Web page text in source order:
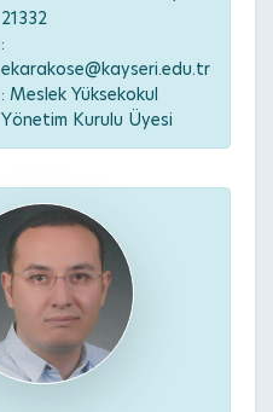
21332
:
ekarakose@kayseri.edu.tr
: Meslek Yüksekokul
Yönetim Kurulu Üyesi